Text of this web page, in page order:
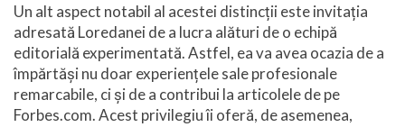
Un alt aspect notabil al acestei distincții este invitația
adresată Loredanei de a lucra alături de o echipă
editorială experimentată. Astfel, ea va avea ocazia de a
împărtăși nu doar experiențele sale profesionale
remarcabile, ci și de a contribui la articolele de pe
Forbes.com. Acest privilegiu îi oferă, de asemenea,